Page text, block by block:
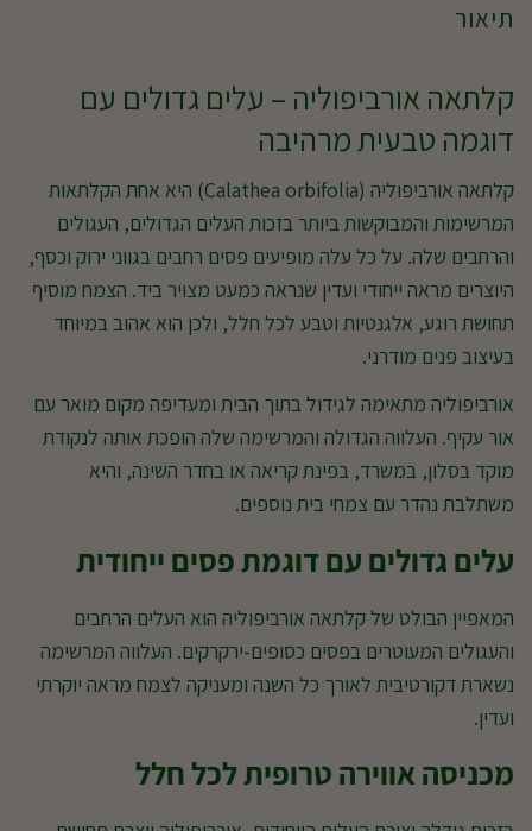
תיאור
קלתאה אורביפוליה – עלים גדולים עם
דוגמה טבעית מרהיבה
קלתאה אורביפוליה (Calathea orbifolia) היא אחת הקלתאות
המרשימות והמבוקשות ביותר בזכות העלים הגדולים, העגולים
והרחבים שלה. על כל עלה מופיעים פסים רחבים בגווני ירוק וכסף,
היוצרים מראה ייחודי ועדין שנראה כמעט מצויר ביד. הצמח מוסיף
תחושת רוגע, אלגנטיות וטבע לכל חלל, ולכן הוא אהוב במיוחד
בעיצוב פנים מודרני.
אורביפוליה מתאימה לגידול בתוך הבית ומעדיפה מקום מואר עם
אור עקיף. העלווה הגדולה והמרשימה שלה הופכת אותה לנקודת
מוקד בסלון, במשרד, בפינת קריאה או בחדר השינה, והיא
משתלבת נהדר עם צמחי בית נוספים.
עלים גדולים עם דוגמת פסים ייחודית
המאפיין הבולט של קלתאה אורביפוליה הוא העלים הרחבים
והעגולים המעוטרים בפסים כסופים-ירקרקים. העלווה המרשימה
נשארת דקורטיבית לאורך כל השנה ומעניקה לצמח מראה יוקרתי
ועדין.
מכניסה אווירה טרופית לכל חלל